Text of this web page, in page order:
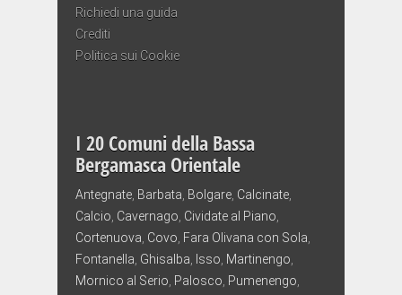
Richiedi una guida
Crediti
Politica sui Cookie
I 20 Comuni della Bassa
Bergamasca Orientale
Antegnate Barbata Bolgare Calcinate
Calcio Cavernago Cividate al Piano
Cortenuova Covo Fara Olivana con Sola
Fontanella Ghisalba Isso Martinengo
Mornico al Serio Palosco Pumenengo